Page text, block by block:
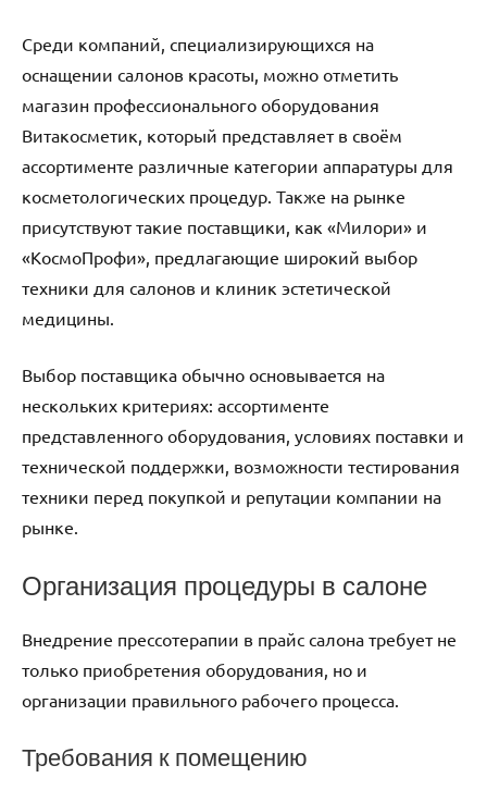
Среди компаний, специализирующихся на
оснащении салонов красоты, можно отметить
магазин профессионального оборудования
Витакосметик, который представляет в своём
ассортименте различные категории аппаратуры для
косметологических процедур. Также на рынке
присутствуют такие поставщики, как «Милори» и
«КосмоПрофи», предлагающие широкий выбор
техники для салонов и клиник эстетической
медицины.
Выбор поставщика обычно основывается на
нескольких критериях: ассортименте
представленного оборудования, условиях поставки и
технической поддержки, возможности тестирования
техники перед покупкой и репутации компании на
рынке.
Организация процедуры в салоне
Внедрение прессотерапии в прайс салона требует не
только приобретения оборудования, но и
организации правильного рабочего процесса.
Требования к помещению